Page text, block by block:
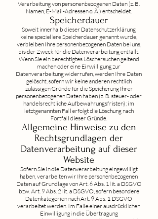
Verarbeitung von personenbezogenen Daten (z. B.
Namen, E-Mail-Adressen o. Ä.) entscheidet.
Speicherdauer
Soweit innerhalb dieser Datenschutzerklärung
keine speziellere Speicherdauer genannt wurde,
verbleiben Ihre personenbezogenen Daten bei uns,
bis der Zweck für die Datenverarbeitung entfällt.
Wenn Sie ein berechtigtes Löschersuchen geltend
machen oder eine Einwilligung zur
Datenverarbeitung widerrufen, werden Ihre Daten
gelöscht, sofern wir keine anderen rechtlich
zulässigen Gründe für die Speicherung Ihrer
personenbezogenen Daten haben (z. B. steuer- oder
handelsrechtliche Aufbewahrungsfristen); im
letztgenannten Fall erfolgt die Löschung nach
Fortfall dieser Gründe.
Allgemeine Hinweise zu den
Rechtsgrundlagen der
Datenverarbeitung auf dieser
Website
Sofern Sie in die Datenverarbeitung eingewilligt
haben, verarbeiten wir Ihre personenbezogenen
Daten auf Grundlage von Art. 6 Abs. 1 lit. a DSGVO
bzw. Art. 9 Abs. 2 lit. a DSGVO, sofern besondere
Datenkategorien nach Art. 9 Abs. 1 DSGVO
verarbeitet werden. Im Falle einer ausdrücklichen
Einwilligung in die Übertragung